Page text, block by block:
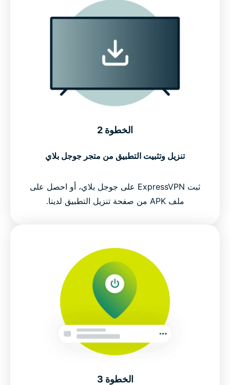
الخطوة 2
تنزيل وتثبيت التطبيق من متجر جوجل بلاي
ثبت ExpressVPN على جوجل بلاي، أو احصل على
ملف APK من صفحة تنزيل التطبيق لدينا.
الخطوة 3